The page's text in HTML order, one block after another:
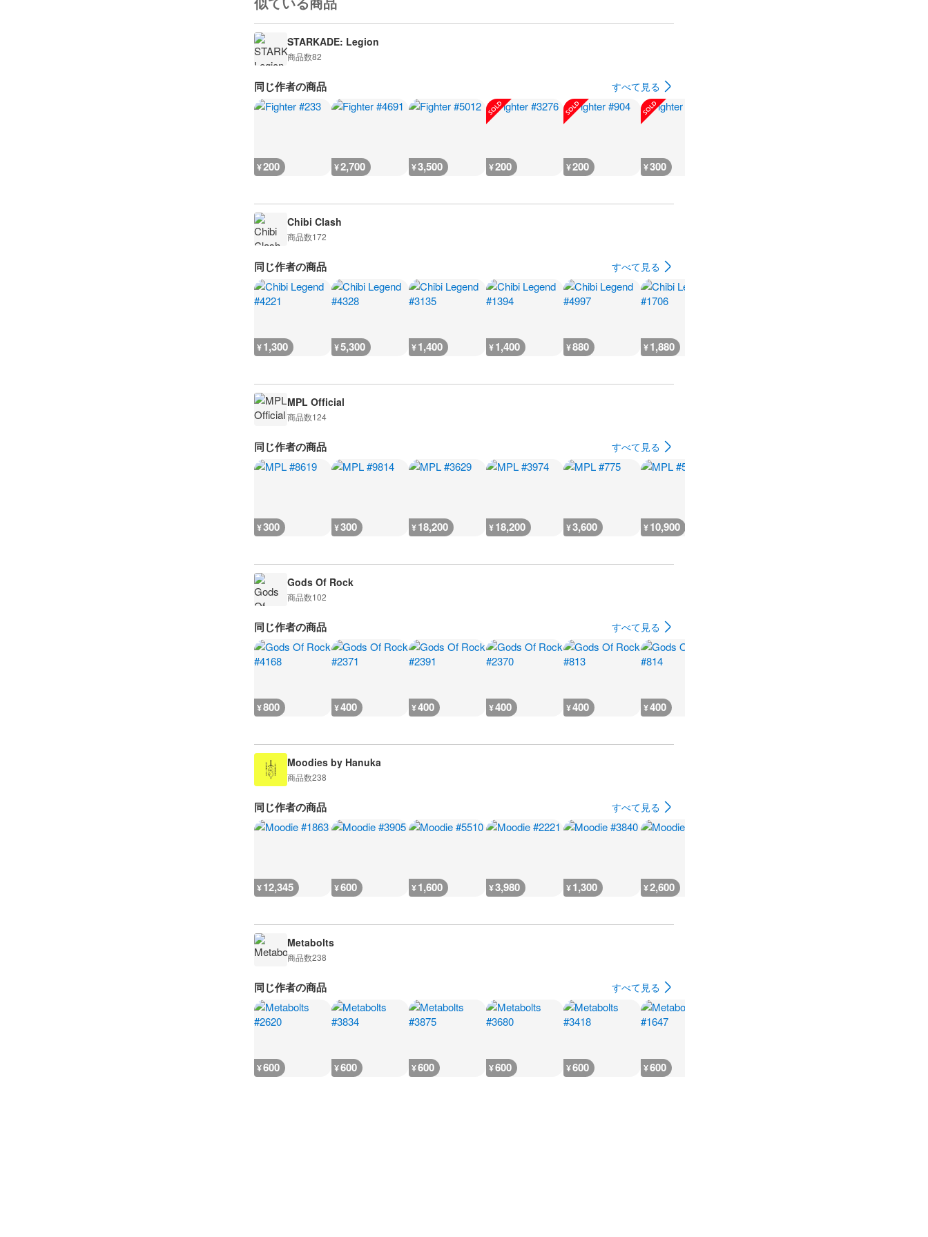
STARKADE: Legion
商品数82
同じ作者の商品 すべて見る
¥200 ¥2,700 ¥3,500 ¥200 ¥200 ¥300
Chibi Clash
商品数172
同じ作者の商品 すべて見る
¥1,300 ¥5,300 ¥1,400 ¥1,400 ¥880 ¥1,880
MPL Official
商品数124
同じ作者の商品 すべて見る
¥300 ¥300 ¥18,200 ¥18,200 ¥3,600 ¥10,900
Gods Of Rock
商品数102
同じ作者の商品 すべて見る
¥800 ¥400 ¥400 ¥400 ¥400 ¥400
Moodies by Hanuka
商品数238
同じ作者の商品 すべて見る
¥12,345 ¥600 ¥1,600 ¥3,980 ¥1,300 ¥2,600
Metabolts
商品数238
同じ作者の商品 すべて見る
¥600 ¥600 ¥600 ¥600 ¥600 ¥600